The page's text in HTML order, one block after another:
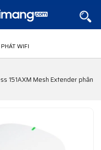
WIFI
151AXM Mesh Extender phân